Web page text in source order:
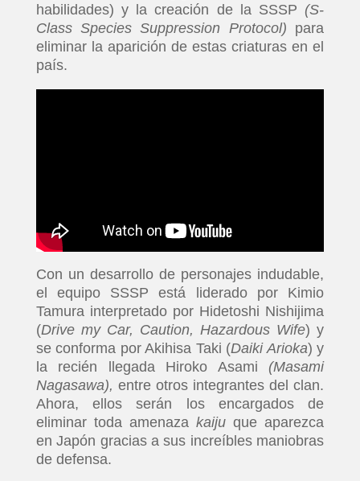
habilidades) y la creación de la SSSP (S-
Class Species Suppression Protocol) para
eliminar la aparición de estas criaturas en el
país.
Con un desarrollo de personajes indudable,
el equipo SSSP está liderado por Kimio
Tamura interpretado por Hidetoshi Nishijima
(Drive my Car, Caution, Hazardous Wife) y
se conforma por Akihisa Taki (Daiki Arioka) y
la recién llegada Hiroko Asami (Masami
Nagasawa), entre otros integrantes del clan.
Ahora, ellos serán los encargados de
eliminar toda amenazakaijuque aparezca
en Japón gracias a sus increíbles maniobras
de defensa.